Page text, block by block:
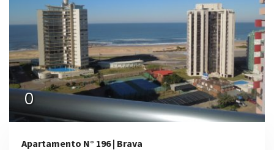
0
Apartamento N° 196 | Brava